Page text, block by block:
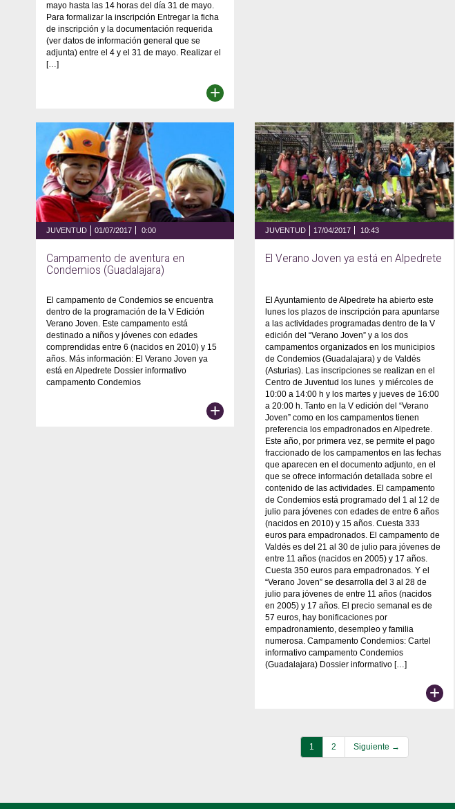
mayo hasta las 14 horas del día 31 de mayo.
Para formalizar la inscripción Entregar la ficha
de inscripción y la documentación requerida
(ver datos de información general que se
adjunta) entre el 4 y el 31 de mayo. Realizar el
[…]
+
JUVENTUD 01/07/2017 0:00
Campamento de aventura en
Condemios (Guadalajara)
El campamento de Condemios se encuentra
dentro de la programación de la V Edición
Verano Joven. Este campamento está
destinado a niños y jóvenes con edades
comprendidas entre 6 (nacidos en 2010) y 15
años. Más información: El Verano Joven ya
está en Alpedrete Dossier informativo
campamento Condemios
+
JUVENTUD 17/04/2017 10:43
El Verano Joven ya está en Alpedrete
El Ayuntamiento de Alpedrete ha abierto este
lunes los plazos de inscripción para apuntarse
a las actividades programadas dentro de la V
edición del “Verano Joven” y a los dos
campamentos organizados en los municipios
de Condemios (Guadalajara) y de Valdés
(Asturias). Las inscripciones se realizan en el
Centro de Juventud los lunes y miércoles de
10:00 a 14:00 h y los martes y jueves de 16:00
a 20:00 h. Tanto en la V edición del “Verano
Joven” como en los campamentos tienen
preferencia los empadronados en Alpedrete.
Este año, por primera vez, se permite el pago
fraccionado de los campamentos en las fechas
que aparecen en el documento adjunto, en el
que se ofrece información detallada sobre el
contenido de las actividades. El campamento
de Condemios está programado del 1 al 12 de
julio para jóvenes con edades de entre 6 años
(nacidos en 2010) y 15 años. Cuesta 333
euros para empadronados. El campamento de
Valdés es del 21 al 30 de julio para jóvenes de
entre 11 años (nacidos en 2005) y 17 años.
Cuesta 350 euros para empadronados. Y el
“Verano Joven” se desarrolla del 3 al 28 de
julio para jóvenes de entre 11 años (nacidos
en 2005) y 17 años. El precio semanal es de
57 euros, hay bonificaciones por
empadronamiento, desempleo y familia
numerosa. Campamento Condemios: Cartel
informativo campamento Condemios
(Guadalajara) Dossier informativo […]
+
1 2 Siguiente →